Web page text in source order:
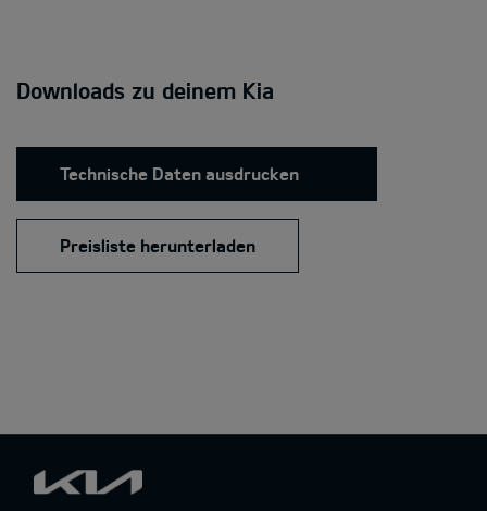
Downloads zu deinem Kia
Technische Daten ausdrucken
Preisliste herunterladen